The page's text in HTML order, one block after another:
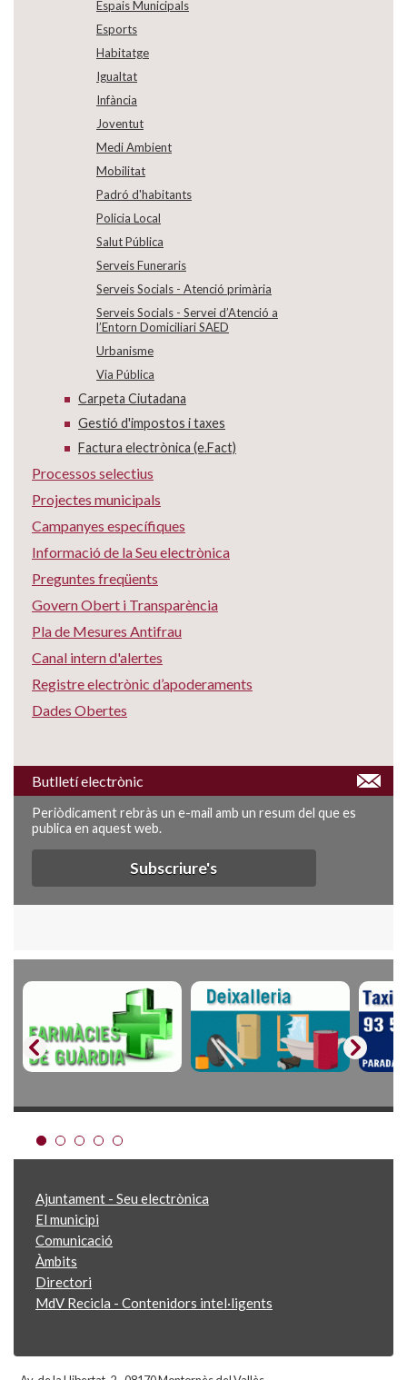
Espais Municipals
Esports
Habitatge
Igualtat
Infància
Joventut
Medi Ambient
Mobilitat
Padró d'habitants
Policia Local
Salut Pública
Serveis Funeraris
Serveis Socials - Atenció primària
Serveis Socials - Servei d’Atenció a
l’Entorn Domiciliari SAED
Urbanisme
Via Pública
Carpeta Ciutadana
Gestió d'impostos i taxes
Factura electrònica (e.Fact)
Processos selectius
Projectes municipals
Campanyes específiques
Informació de la Seu electrònica
Preguntes freqüents
Govern Obert i Transparència
Pla de Mesures Antifrau
Canal intern d'alertes
Registre electrònic d’apoderaments
Dades Obertes
Butlletí electrònic
Periòdicament rebràs un e-mail amb un resum del que es
publica en aquest web.
Subscriure's
Ajuntament - Seu electrònica
El municipi
Comunicació
Àmbits
Directori
MdV Recicla - Contenidors intel·ligents